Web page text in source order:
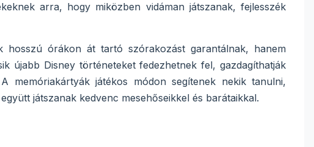
arra, hogy miközben vidáman játszanak, fejlesszék
hosszú órákon át tartó szórakozást garantálnak, hanem
újabb Disney történeteket fedezhetnek fel, gazdagíthatják
memóriakártyák játékos módon segítenek nekik tanulni,
játszanak kedvenc mesehőseikkel és barátaikkal.